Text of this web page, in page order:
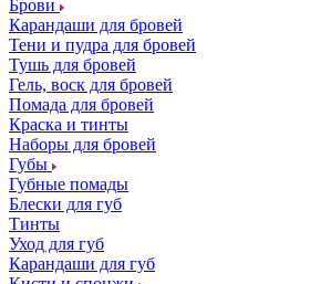
Брови
Карандаши для бровей
Тени и пудра для бровей
Тушь для бровей
Гель, воск для бровей
Помада для бровей
Краска и тинты
Наборы для бровей
Губы
Губные помады
Блески для губ
Тинты
Уход для губ
Карандаши для губ